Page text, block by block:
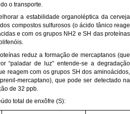
o transporte.
a estabilidade organoléptica da cerveja
compostos sulfurosos (o ácido tânico reage
e com os grupos NH2 e SH das proteínas
reduz a formação de mercaptanos (que
“paladar de luz” entende-se a degradação
reagem com os grupos SH dos aminoácidos,
mercaptano), que pode ser detectado na
de 32 ppb.
total de enxôfre (S):